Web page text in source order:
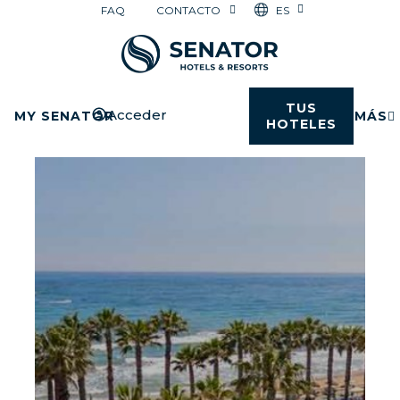
FAQ CONTACTO ES
MY SENATORAcceder
TUS
HOTELES
MÁS